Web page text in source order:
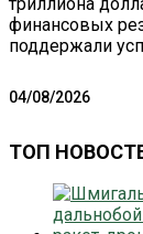
финансовых
поддержали
04/08/2026
ТОП